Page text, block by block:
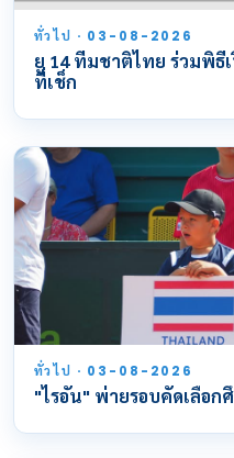
ทั่วไป · 03-08-2026
ยู 14 ทีมชาติไทย ร่วมพิธี
ที่เช็ก
ทั่วไป · 03-08-2026
"ไรอัน" พ่ายรอบคัดเลือก